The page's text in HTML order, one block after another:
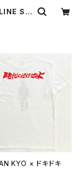
ST
KYO × ドキドキ